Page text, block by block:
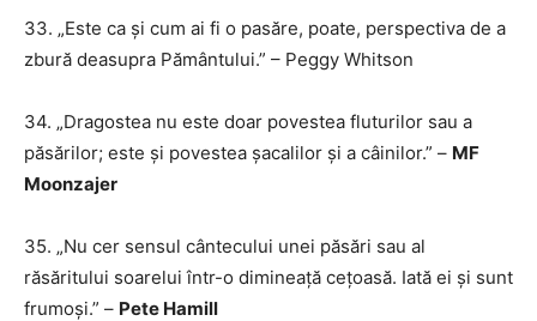
33. „Este ca și cum ai fi o pasăre, poate, perspectiva de a
zbură deasupra Pământului.” – Peggy Whitson
34. „Dragostea nu este doar povestea fluturilor sau a
păsărilor; este și povestea șacalilor și a câinilor.” – MF
Moonzajer
35. „Nu cer sensul cântecului unei păsări sau al
răsăritului soarelui într-o dimineață cețoasă. Iată ei și sunt
frumoși.” – Pete Hamill